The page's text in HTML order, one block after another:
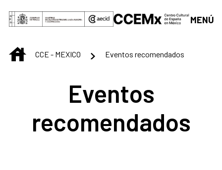
Saltar al contenido principal
MENÚ
INICIOCCE - MEXICO Eventos recomendados
Eventos
recomendados